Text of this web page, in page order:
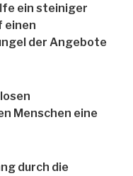
ein steiniger
einen
der Angebote
Menschen eine
durch die